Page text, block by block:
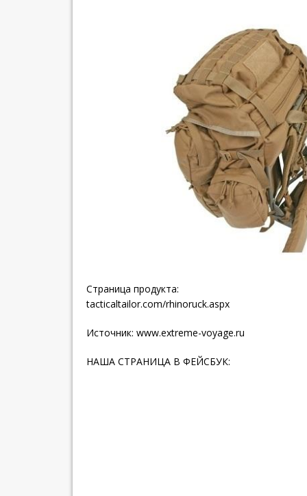
Страница продукта:
tacticaltailor.com/rhinoruck.aspx
Источник: www.extreme-voyage.ru
НАША СТРАНИЦА В ФЕЙСБУК: